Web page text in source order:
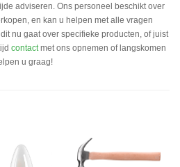
adviseren. Ons personeel beschikt over
en kan u helpen met alle vragen
nu gaat over specifieke producten, of juist
contact met ons opnemen of langskomen
u graag!